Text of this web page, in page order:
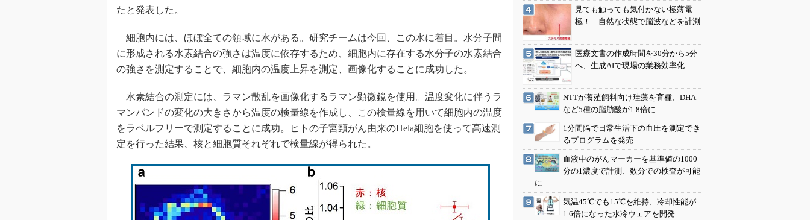
インダストリー4.0
イノベーション
メイドインジャパン
植物工場
知財マネジメント
制御セキュリティ
新型コロナへの対応
たと発表した。
細胞内には、ほぼ全ての領域に水がある。研究チームは今回、この水に着目。水分子間
に形成される水素結合の強さは温度に依存するため、細胞内に存在する水分子の水素結合
の強さを測定することで、細胞内の温度上昇を測定、画像化することに成功した。
水素結合の測定には、ラマン散乱を画像化するラマン顕微鏡を使用。温度変化に伴うラ
マンバンドの変化の大きさから温度の検量線を作成し、この検量線を用いて細胞内の温度
をラベルフリーで測定することに成功。ヒトの子宮頸がん由来のHela細胞を使って高速測
定を行った結果、核と細胞質それぞれで検量線が得られた。
見ても触っても気付かない極薄電
極！ 自然な状態で脳波などを計測
医療文書の作成時間を30分から5分
へ、生成AIで現場の業務効率化
NTTが養殖飼料向け珪藻を育種、DHA
など5種の脂肪酸が1.8倍に
1分間隔で日常生活下の血圧を測定でき
るプログラムを発売
血液中のがんマーカーを基準値の1000
分の1濃度で計測、数分での検査が可能
に
気温45℃でも15℃を維持、冷却性能が
1.6倍になった水冷ウェアを開発